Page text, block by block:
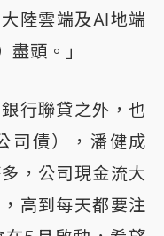
陸雲端及AI地端
頭。」
行聯貸之外，也
司債），潘健成
，公司現金流大
高到每天都要注